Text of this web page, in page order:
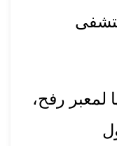
لمعبر رفح،